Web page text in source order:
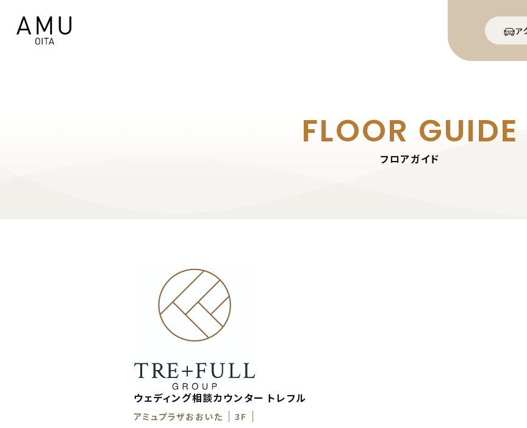
ア
FLOOR GUIDE
フロアガイド
ウェディング相談カウンター トレフル
アミュプラザおおいた
3F